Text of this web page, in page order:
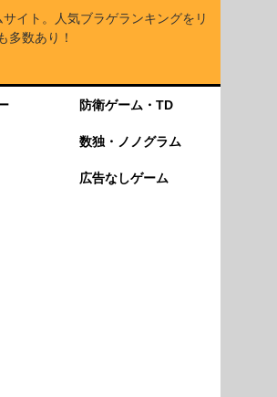
イト。人気ブラゲランキングをリ
多数あり！
防衛ゲーム・TD
数独・ノノグラム
広告なしゲーム